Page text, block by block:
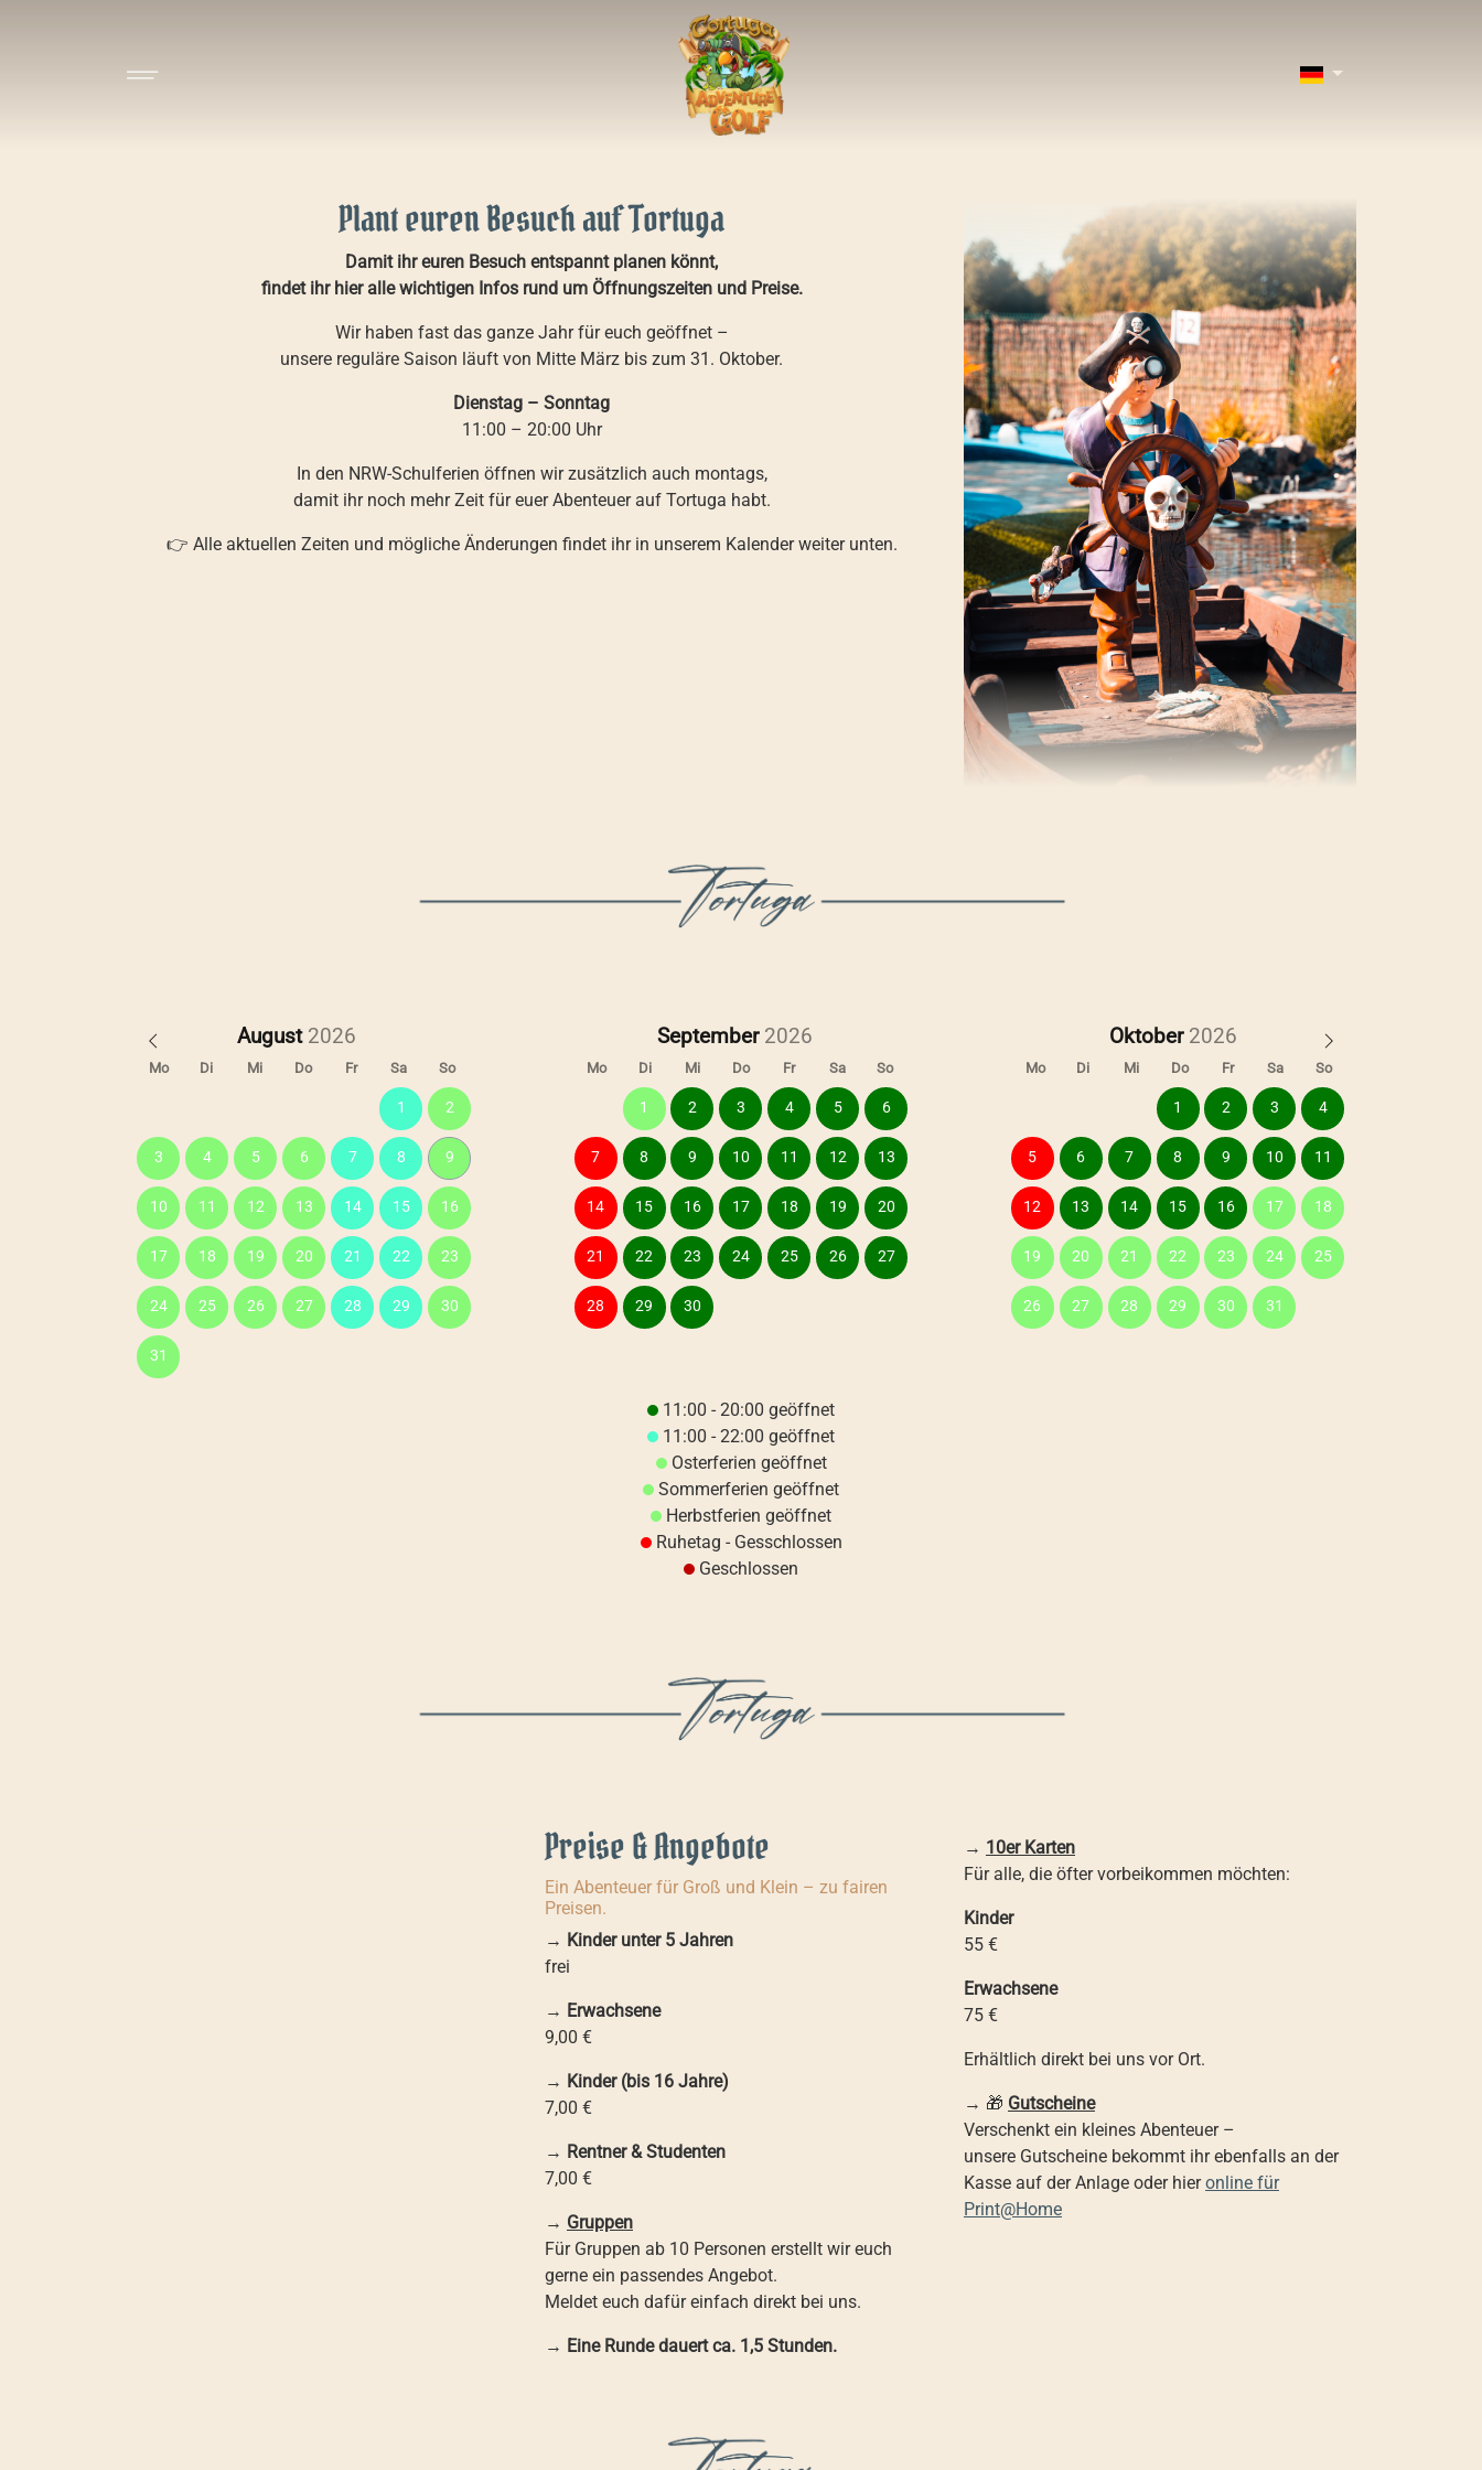
Plant euren Besuch auf Tortuga
Damit ihr euren Besuch entspannt planen könnt,
findet ihr hier alle wichtigen Infos rund um Öffnungszeiten und Preise.
Wir haben fast das ganze Jahr für euch geöffnet –
unsere reguläre Saison läuft von Mitte März bis zum 31. Oktober.
Dienstag – Sonntag
11:00 – 20:00 Uhr
In den NRW-Schulferien öffnen wir zusätzlich auch montags,
damit ihr noch mehr Zeit für euer Abenteuer auf Tortuga habt.
👉 Alle aktuellen Zeiten und mögliche Änderungen findet ihr in unserem Kalender weiter unten.
August September Oktober
Mo Di Mi Do Fr Sa So Mo Di Mi Do Fr Sa So Mo Di Mi Do Fr Sa So
1 2
3 4 5 6 7 8 9
10 11 12 13 14 15 16
17 18 19 20 21 22 23
24 25 26 27 28 29 30
31
1 2 3 4 5 6
7 8 9 10 11 12 13
14 15 16 17 18 19 20
21 22 23 24 25 26 27
28 29 30
1 2 3 4
5 6 7 8 9 10 11
12 13 14 15 16 17 18
19 20 21 22 23 24 25
26 27 28 29 30 31
11:00 - 20:00 geöffnet
11:00 - 22:00 geöffnet
Osterferien geöffnet
Sommerferien geöffnet
Herbstferien geöffnet
Ruhetag - Gesschlossen
Geschlossen
Preise & Angebote
Ein Abenteuer für Groß und Klein – zu fairen
Preisen.
→ Kinder unter 5 Jahren
frei
→ Erwachsene
9,00 €
→ Kinder (bis 16 Jahre)
7,00 €
→ Rentner & Studenten
7,00 €
→ Gruppen
Für Gruppen ab 10 Personen erstellt wir euch
gerne ein passendes Angebot.
Meldet euch dafür einfach direkt bei uns.
→ Eine Runde dauert ca. 1,5 Stunden.
→ 10er Karten
Für alle, die öfter vorbeikommen möchten:
Kinder
55 €
Erwachsene
75 €
Erhältlich direkt bei uns vor Ort.
→ 🎁 Gutscheine
Verschenkt ein kleines Abenteuer –
unsere Gutscheine bekommt ihr ebenfalls an der
Kasse auf der Anlage oder hieronline für
Print@Home